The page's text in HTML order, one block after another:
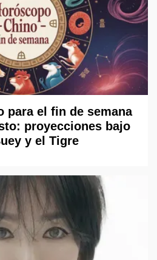
para el fin de semana
proyecciones bajo
y el Tigre